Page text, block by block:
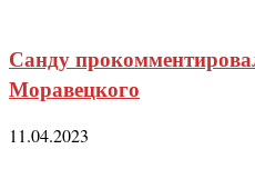
Санду
Моравецкого
11.04.2023